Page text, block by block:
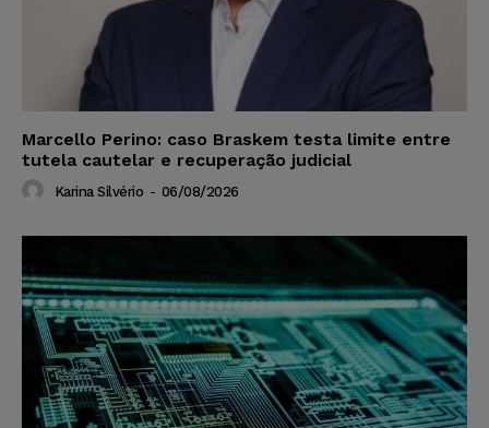
Marcello Perino: caso Braskem testa limite entre
tutela cautelar e recuperação judicial
Karina Silvério - 06/08/2026